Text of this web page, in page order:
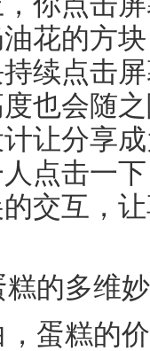
花的方
续点击
也会随
让分享
点击一
交互，
的多维
蛋糕的